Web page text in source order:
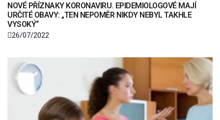
NOVÉ PŘÍZNAKY KORONAVIRU. EPIDEMIOLOGOVÉ MAJÍ
URČITÉ OBAVY: „TEN NEPOMĚR NIKDY NEBYL TAKHLE
VYSOKÝ“
26/07/2022